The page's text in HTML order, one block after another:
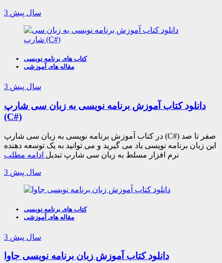
3 سال پیش
کتاب های برنامه نویسی
مقاله های آموزشی
3 سال پیش
دانلود کتاب آموزش برنامه نویسی به زبان سی شارپ
(C#)
در کتاب آموزش برنامه نویسی به زبان سی شارپ (C#) صفر تا صد
این زبان برنامه نویسی یاد می گیرید و می توانید به یک توسعه دهنده
نرم افزار مسلط به زبان سی شارپ تبدیل ادامه مطلب
3 سال پیش
کتاب های برنامه نویسی
مقاله های آموزشی
3 سال پیش
دانلود کتاب آموزش زبان برنامه نویسی جاوا